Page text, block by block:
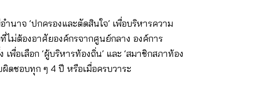
าจ ‘ปกครองและตัดสินใจ’ เพื่อบริหารความ
ไม่ต้องอาศัยองค์กรจากศูนย์กลาง องค์การ
พื่อเลือก ‘ผู้บริหารท้องถิ่น’ และ ‘สมาชิกสภาท้อง
ชอบทุก ๆ 4 ปี หรือเมื่อครบวาระ